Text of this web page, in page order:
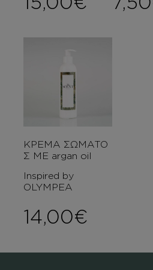
ΚΡΕΜΑ ΣΩΜΑΤΟ
Σ ΜΕ argan oil
Inspired by
OLYMPEA
14,00€